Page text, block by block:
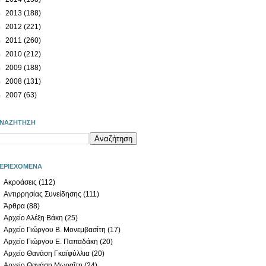
2013 (188)
2012 (221)
2011 (260)
2010 (212)
2009 (188)
2008 (131)
2007 (63)
Ακροάσεις (112)
Αντιρρησίας Συνείδησης (111)
Άρθρα (88)
Αρχείο Αλέξη Βάκη (25)
Αρχείο Γιώργου Β. Μονεμβασίτη (17)
Αρχείο Γιώργου Ε. Παπαδάκη (20)
Αρχείο Θανάση Γκαϊφύλλια (20)